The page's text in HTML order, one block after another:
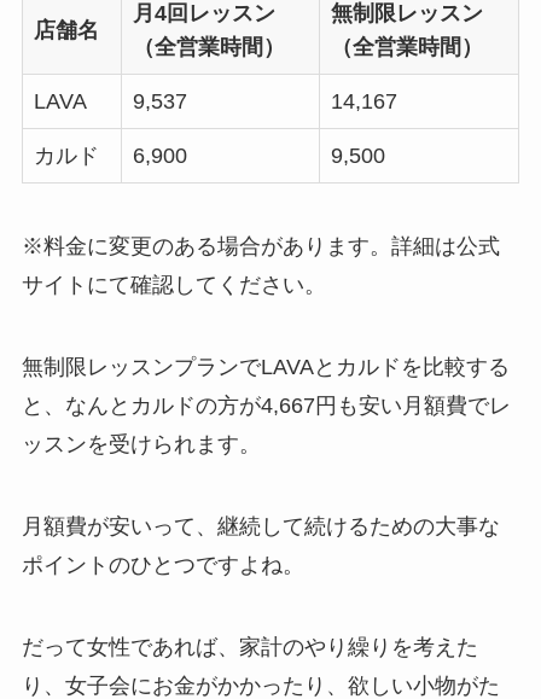
店舗名
月4回レッスン
（全営業時間）
無制限レッスン
（全営業時間）
LAVA 9,537 14,167
カルド 6,900 9,500
※料金に変更のある場合があります。詳細は公式
サイトにて確認してください。
無制限レッスンプランでLAVAとカルドを比較する
と、なんと カルドの方が4,667円も安い月額費でレ
ッスンを受けられます。
月額費が安いって、継続して続けるための大事な
ポイントのひとつですよね。
だって女性であれば、家計のやり繰りを考えた
り、女子会にお金がかかったり、欲しい小物がた